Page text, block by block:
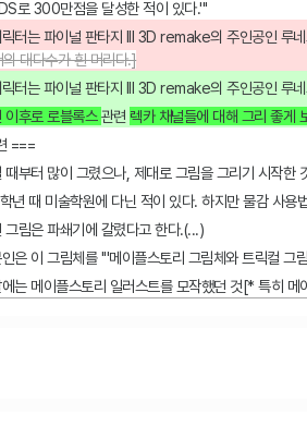
로 300만점을 달성한 적이 있다.'''
터는 파이널 판타지 III 3D remake의 주인공인 루
대다수가 흰 머리다.]
터는 파이널 판타지 III 3D remake의 주인공인 루
이후로 로블록스 관련 렉카 채널들에 대해 그리 좋게
===
부터 많이 그렸으나, 제대로 그림을 그리기 시작한
년 때 미술학원에 다닌 적이 있다. 하지만 물감 사용
림은 파쇄기에 갈렸다고 한다.(...)
은 이 그림체를 '''메이플스토리 그림체와 트릭컬 그
는 메이플스토리 일러스트를 모작했던 것[* 특히